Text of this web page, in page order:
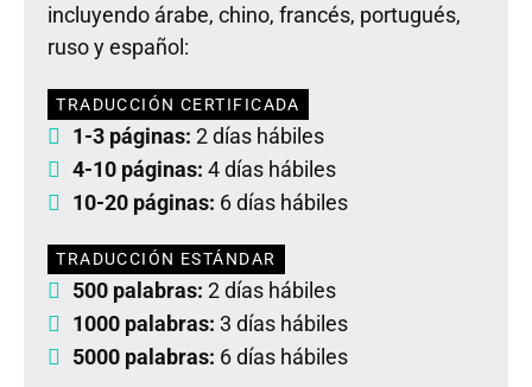
incluyendo árabe, chino, francés, portugués,
ruso y español:
TRADUCCIÓN CERTIFICADA
1-3 páginas: 2 días hábiles
4-10 páginas: 4 días hábiles
10-20 páginas: 6 días hábiles
TRADUCCIÓN ESTÁNDAR
500 palabras: 2 días hábiles
1000 palabras: 3 días hábiles
5000 palabras: 6 días hábiles